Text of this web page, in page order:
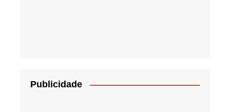
Publicidade